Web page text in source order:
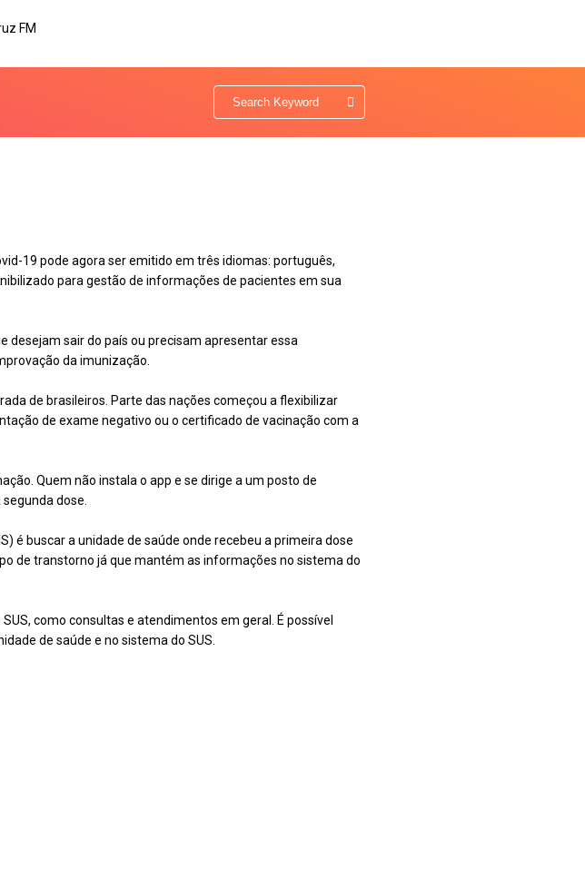
19 pode agora ser emitido em três idiomas: português,
para gestão de informações de pacientes em sua
desejam sair do país ou precisam apresentar essa
da imunização.
de brasileiros. Parte das nações começou a flexibilizar
de exame negativo ou o certificado de vacinação com a
Quem não instala o app e se dirige a um posto de
dose.
é buscar a unidade de saúde onde recebeu a primeira dose
de transtorno já que mantém as informações no sistema do
como consultas e atendimentos em geral. É possível
de saúde e no sistema do SUS.